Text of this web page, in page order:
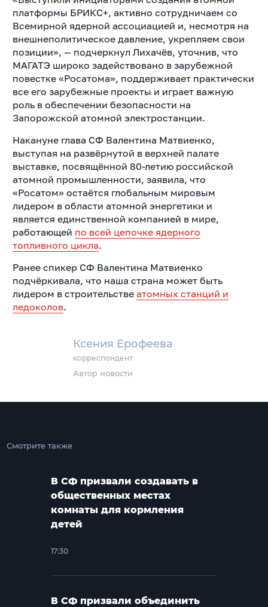
Ксения Ерофеева
корреспондент
Автор новости
платформы БРИКС+, активно сотрудничаем со
Всемирной ядерной ассоциацией и, несмотря на
внешнеполитическое давление, укрепляем свои
позиции», — подчеркнул Лихачёв, уточнив, что
МАГАТЭ широко задействовано в зарубежной
повестке «Росатома», поддерживает практически
все его зарубежные проекты и играет важную
роль в обеспечении безопасности на
Запорожской атомной электростанции.
Накануне глава СФ Валентина Матвиенко,
выступая на развёрнутой в верхней палате
выставке, посвящённой 80-летию российской
атомной промышленности, заявила, что
«Росатом» остаётся глобальным мировым
лидером в области атомной энергетики и
является единственной компанией в мире,
работающей по всей цепочке ядерного
топливного цикла.
Ранее спикер СФ Валентина Матвиенко
подчёркивала, что наша страна может быть
лидером в строительстве атомных станций и
ледоколов.
Смотрите также
В СФ призвали создавать в
общественных местах
комнаты для кормления
детей
17:30
В СФ призвали объединить